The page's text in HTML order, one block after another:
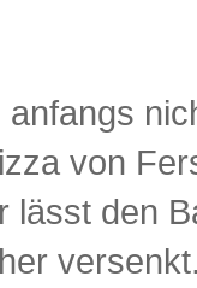
von
lässt den